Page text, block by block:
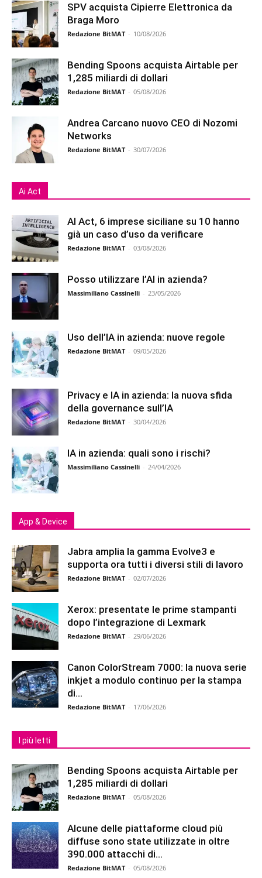
SPV acquista Cipierre Elettronica da
Braga Moro
Redazione BitMAT - 10/08/2026
Bending Spoons acquista Airtable per
1,285 miliardi di dollari
Redazione BitMAT - 05/08/2026
Andrea Carcano nuovo CEO di Nozomi
Networks
Redazione BitMAT - 30/07/2026
Ai Act
AI Act, 6 imprese siciliane su 10 hanno
già un caso d’uso da verificare
Redazione BitMAT - 03/08/2026
Posso utilizzare l’AI in azienda?
Massimiliano Cassinelli - 23/05/2026
Uso dell’IA in azienda: nuove regole
Redazione BitMAT - 09/05/2026
Privacy e IA in azienda: la nuova sfida
della governance sull’IA
Redazione BitMAT - 30/04/2026
IA in azienda: quali sono i rischi?
Massimiliano Cassinelli - 24/04/2026
App & Device
Jabra amplia la gamma Evolve3 e
supporta ora tutti i diversi stili di lavoro
Redazione BitMAT - 02/07/2026
Xerox: presentate le prime stampanti
dopo l’integrazione di Lexmark
Redazione BitMAT - 29/06/2026
Canon ColorStream 7000: la nuova serie
inkjet a modulo continuo per la stampa
di...
Redazione BitMAT - 17/06/2026
I più letti
Bending Spoons acquista Airtable per
1,285 miliardi di dollari
Redazione BitMAT - 05/08/2026
Alcune delle piattaforme cloud più
diffuse sono state utilizzate in oltre
390.000 attacchi di...
Redazione BitMAT - 05/08/2026